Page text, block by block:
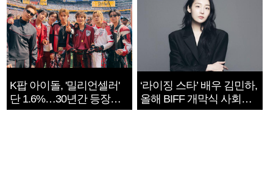
K팝 아이돌, '밀리언셀러'
단 1.6%…30년간 등장
1182개팀 전수조사
‘라이징 스타’ 배우 김민하,
올해 BIFF 개막식 사회자
확정